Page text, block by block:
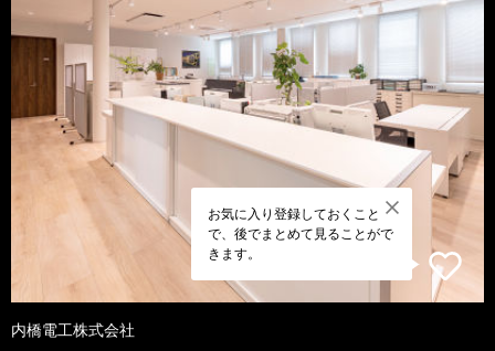
お気に入り登録しておくこと
で、後でまとめて見ることがで
きます。
内橋電工株式会社